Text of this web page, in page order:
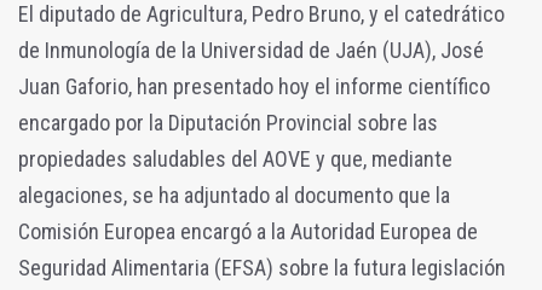
El diputado de Agricultura, Pedro Bruno, y el catedrático
de Inmunología de la Universidad de Jaén (UJA), José
Juan Gaforio, han presentado hoy el informe científico
encargado por la Diputación Provincial sobre las
propiedades saludables del AOVE y que, mediante
alegaciones, se ha adjuntado al documento que la
Comisión Europea encargó a la Autoridad Europea de
Seguridad Alimentaria (EFSA) sobre la futura legislación